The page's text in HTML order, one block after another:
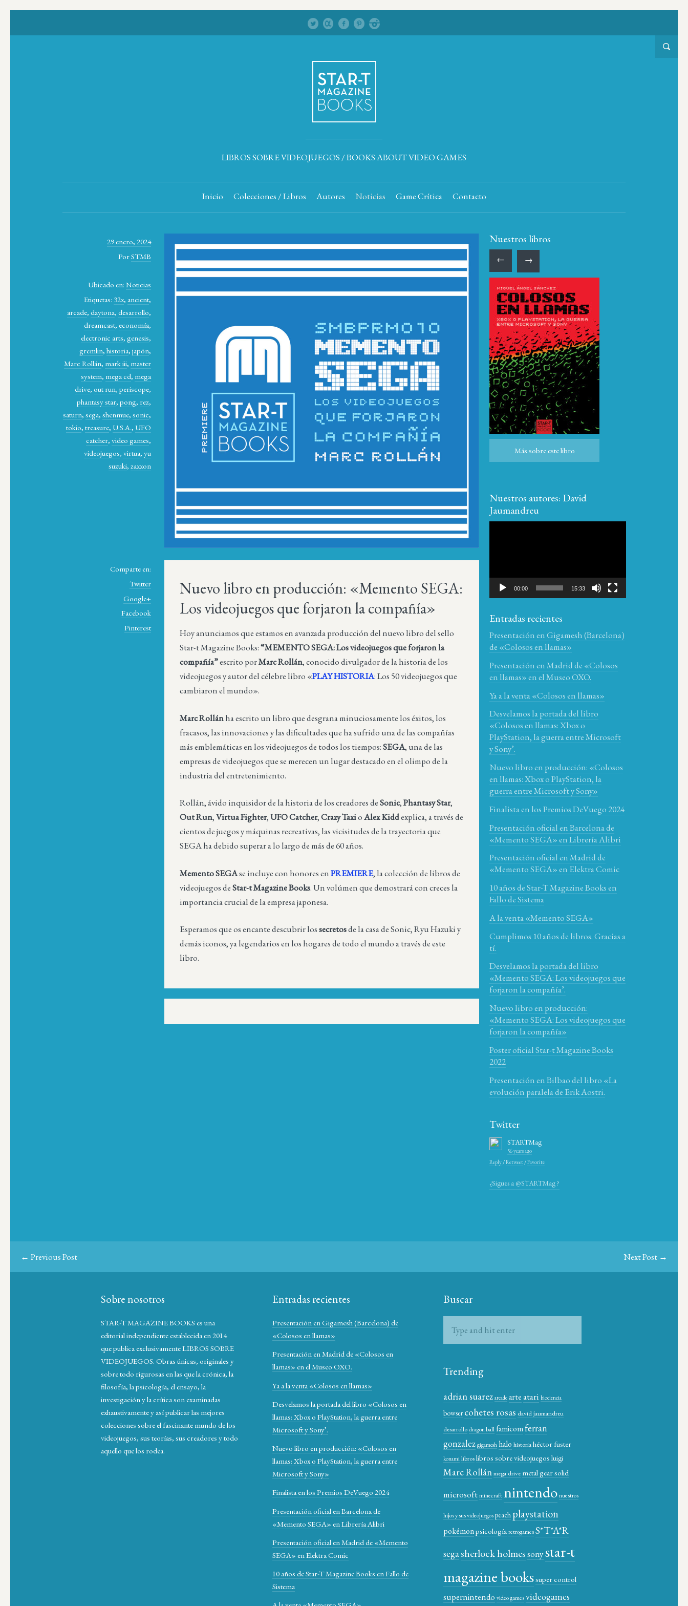
LIBROS SOBRE VIDEOJUEGOS / BOOKS ABOUT VIDEO GAMES
Inicio Colecciones / Libros Autores Noticias Game Crítica Contacto
29 enero, 2024
PorSTMB
Ubicado en:Noticias
Etiquetas: 32x, ancient,
arcade,daytona,desarrollo,
dreamcast,economía,
electronic arts,genesis,
gremlin,historia,japón,
Marc Rollán, mark iii, master
system, mega cd, mega
drive,out run,periscope,
phantasy star,pong, rez,
saturn,sega,shenmue,sonic,
tokio,treasure, U.S.A., UFO
catcher,video games,
videojuegos,virtua,yu
suzuki,zaxxon
Nuevo libro en producción: «Memento SEGA:
Los videojuegos que forjaron la compañía»
Hoy anunciamos que estamos en avanzada producción del nuevo libro del sello
Star-t Magazine Books:“MEMENTO SEGA: Los videojuegos que forjaron la
compañía”escrito porMarc Rollán, conocido divulgador de la historia de los
videojuegos y autor del célebre libro «PLAY HISTORIA: Los 50 videojuegos que
cambiaron el mundo».
Marc Rollánha escrito un libro que desgrana minuciosamente los éxitos, los
fracasos, las innovaciones y las dificultades que ha sufrido una de las compañías
más emblemáticas en los videojuegos de todos los tiempos:SEGA, una de las
empresas de videojuegos que se merecen un lugar destacado en el olimpo de la
industria del entretenimiento.
Rollán, ávido inquisidor de la historia de los creadores deSonic,Phantasy Star,
Out Run,Virtua Fighter,UFO Catcher,Crazy TaxioAlex Kiddexplica, a través de
cientos de juegos y máquinas recreativas, las vicisitudes de la trayectoria que
SEGA ha debido superar a lo largo de más de 60 años.
Memento SEGAse incluye con honores enPREMIERE, la colección de libros de
videojuegos deStar-t Magazine Books. Un volúmen que demostrará con creces la
importancia crucial de la empresa japonesa.
Esperamos que os encante descubrir lossecretosde la casa de Sonic, Ryu Hazuki y
demás iconos, ya legendarios en los hogares de todo el mundo a través de este
libro.
Comparte en:
Twitter
Google+
Facebook
Pinterest
Nuestros libros
← →
Más sobre este libro Más sobre este libro
Nuestros autores: David
Jaumandreu
00:00 15:33
Entradas recientes
Presentación en Gigamesh (Barcelona)
de «Colosos en llamas»
Presentación en Madrid de «Colosos
en llamas» en el Museo OXO.
Ya a la venta «Colosos en llamas»
Desvelamos la portada del libro
«Colosos en llamas: Xbox o
PlayStation, la guerra entre Microsoft
y Sony’.
Nuevo libro en producción: «Colosos
en llamas: Xbox o PlayStation, la
guerra entre Microsoft y Sony»
Finalista en los Premios DeVuego 2024
Presentación oficial en Barcelona de
«Memento SEGA» en Librería Alibri
Presentación oficial en Madrid de
«Memento SEGA» en Elektra Comic
10 años de Star-T Magazine Books en
Fallo de Sistema
A la venta «Memento SEGA»
Cumplimos 10 años de libros. Gracias a
tí.
Desvelamos la portada del libro
«Memento SEGA: Los videojuegos que
forjaron la compañía’.
Nuevo libro en producción:
«Memento SEGA: Los videojuegos que
forjaron la compañía»
Poster oficial Star-t Magazine Books
2022
Presentación en Bilbao del libro «La
evolución paralela de Erik Aostri.
Twitter
STARTMag
56 years ago
Reply/Retweet/Favorite
¿Sigues a @STARTMag ?
Next Post →
← Previous Post
Sobre nosotros
STAR-T MAGAZINE BOOKS es una
editorial independiente establecida en 2014
que publica exclusivamente LIBROS SOBRE
VIDEOJUEGOS. Obras únicas, originales y
sobre todo rigurosas en las que la crónica, la
filosofía, la psicología, el ensayo, la
investigación y la crítica son examinadas
exhaustivamente y así publicar las mejores
colecciones sobre el fascinante mundo de los
videojuegos, sus teorías, sus creadores y todo
aquello que los rodea.
Entradas recientes
Presentación en Gigamesh (Barcelona) de
«Colosos en llamas»
Presentación en Madrid de «Colosos en
llamas» en el Museo OXO.
Ya a la venta «Colosos en llamas»
Desvelamos la portada del libro «Colosos en
llamas: Xbox o PlayStation, la guerra entre
Microsoft y Sony’.
Nuevo libro en producción: «Colosos en
llamas: Xbox o PlayStation, la guerra entre
Microsoft y Sony»
Finalista en los Premios DeVuego 2024
Presentación oficial en Barcelona de
«Memento SEGA» en Librería Alibri
Presentación oficial en Madrid de «Memento
SEGA» en Elektra Comic
10 años de Star-T Magazine Books en Fallo de
Sistema
Buscar
Trending
adrian suarez arcade arte atari biociencia
bowser cohetes rosas david jaumandreu
desarrollo dragon ball famicomferran
gonzalez gigamesh halo historiahéctor fuster
konami libroslibros sobre videojuegos luigi
Marc Rollánmega drive metal gear solid
microsoft minecraft nintendo nuestros
hijos y sus videojuegos peach playstation
pokémonpsicología retrogames S*T*A*R
segasherlock holmessonystar-t
magazine bookssuper control
supernintendo video games videogames